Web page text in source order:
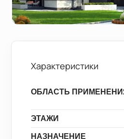
Характеристики
ОБЛАСТЬ
ЭТАЖИ
НАЗНАЧЕНИЕ